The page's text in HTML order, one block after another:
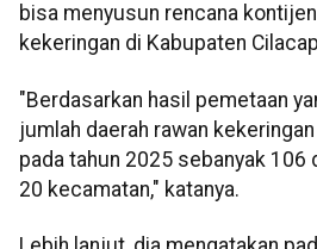
bisa menyusun rencana
kekeringan di Kabupaten
"Berdasarkan hasil pemetaan
jumlah daerah rawan
pada tahun 2025 sebanyak 106
20 kecamatan," katanya.